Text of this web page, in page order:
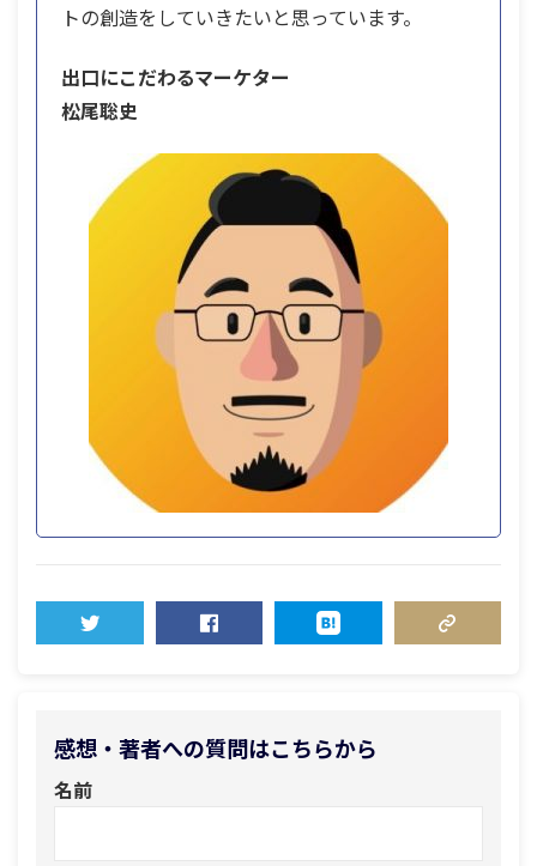
トの創造をしていきたいと思っています。
出口にこだわるマーケター
松尾聡史
感想・著者への質問はこちらから
名前